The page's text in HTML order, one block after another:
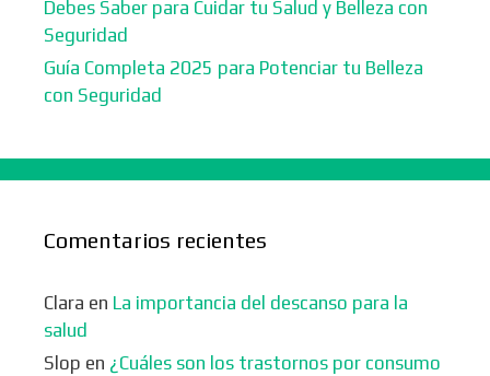
Debes Saber para Cuidar tu Salud y Belleza con
Seguridad
Guía Completa 2025 para Potenciar tu Belleza
con Seguridad
Comentarios recientes
Clara en La importancia del descanso para la
salud
Slop en ¿Cuáles son los trastornos por consumo